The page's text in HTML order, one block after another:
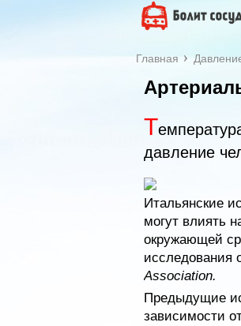
Главная
Т
давление
Итальянские
могут влиять
окружающей
исследования
Association.
Предыдущие
зависимости